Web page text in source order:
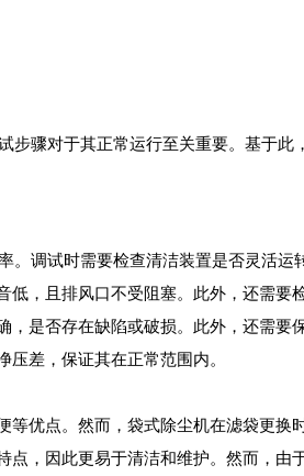
步骤对于其正常运行至关重要。基于此
调试时需要检查清洁装置是否灵活运
，且排风口不受阻塞。此外，还需要
是否存在缺陷或破损。此外，还需要
差，保证其在正常范围内。
优点。然而，袋式除尘机在滤袋更换
，因此更易于清洁和维护。然而，由